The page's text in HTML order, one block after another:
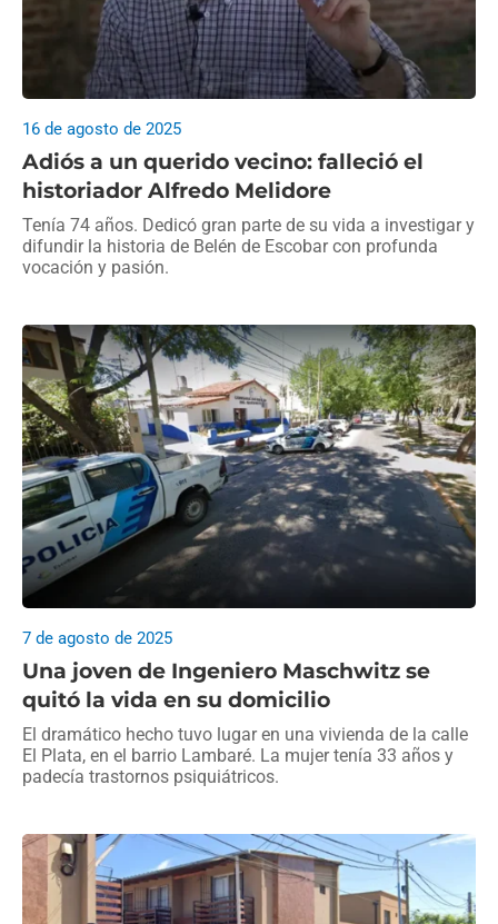
Adiós a un querido vecino: falleció el
historiador Alfredo Melidore
16 de agosto de 2025
Tenía 74 años. Dedicó gran parte de su vida a investigar y
difundir la historia de Belén de Escobar con profunda
vocación y pasión.
Una joven de Ingeniero Maschwitz se
quitó la vida en su domicilio
7 de agosto de 2025
El dramático hecho tuvo lugar en una vivienda de la calle
El Plata, en el barrio Lambaré. La mujer tenía 33 años y
padecía trastornos psiquiátricos.